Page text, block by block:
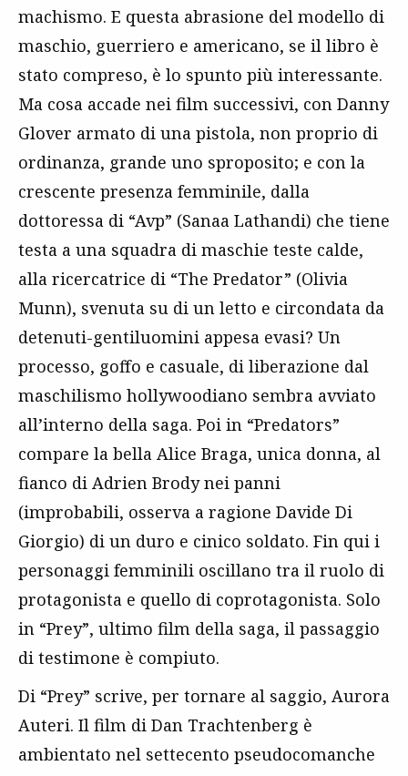
machismo. E questa abrasione del modello di
maschio, guerriero e americano, se il libro è
stato compreso, è lo spunto più interessante.
Ma cosa accade nei film successivi, con Danny
Glover armato di una pistola, non proprio di
ordinanza, grande uno sproposito; e con la
crescente presenza femminile, dalla
dottoressa di “Avp” (Sanaa Lathandi) che tiene
testa a una squadra di maschie teste calde,
alla ricercatrice di “The Predator” (Olivia
Munn), svenuta su di un letto e circondata da
detenuti-gentiluomini appesa evasi? Un
processo, goffo e casuale, di liberazione dal
maschilismo hollywoodiano sembra avviato
all’interno della saga. Poi in “Predators”
compare la bella Alice Braga, unica donna, al
fianco di Adrien Brody nei panni
(improbabili, osserva a ragione Davide Di
Giorgio) di un duro e cinico soldato. Fin qui i
personaggi femminili oscillano tra il ruolo di
protagonista e quello di coprotagonista. Solo
in “Prey”, ultimo film della saga, il passaggio
di testimone è compiuto.
Di “Prey” scrive, per tornare al saggio, Aurora
Auteri. Il film di Dan Trachtenberg è
ambientato nel settecento pseudocomanche